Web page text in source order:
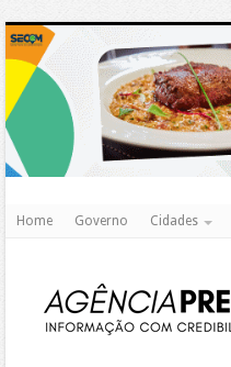
Home Governo Cidades